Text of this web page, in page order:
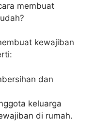
membuat
kewajiban
dan
keluarga
di rumah.